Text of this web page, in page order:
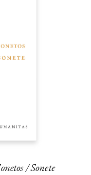
/ Sonete